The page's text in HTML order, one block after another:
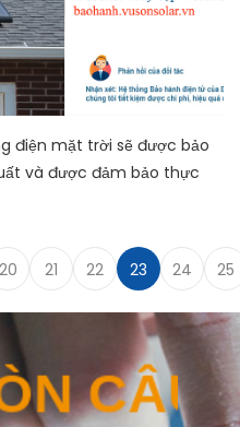
điện mặt trời sẽ được bảo
và được đảm bảo thực
20 21 22 23 24 25